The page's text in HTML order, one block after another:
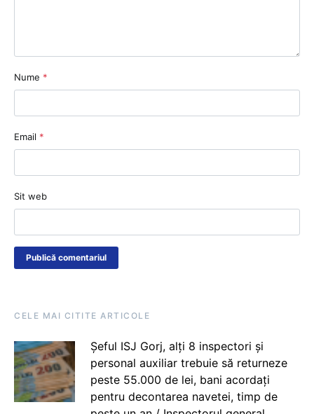
Nume *
Email *
Sit web
CELE MAI CITITE ARTICOLE
Șeful ISJ Gorj, alți 8 inspectori și
personal auxiliar trebuie să returneze
peste 55.000 de lei, bani acordați
pentru decontarea navetei, timp de